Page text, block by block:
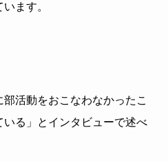
ます。
活動をおこなわなかったこ
る」とインタビューで述べ